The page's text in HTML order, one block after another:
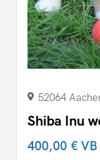
52064
Shiba Inu
400,00 €VB